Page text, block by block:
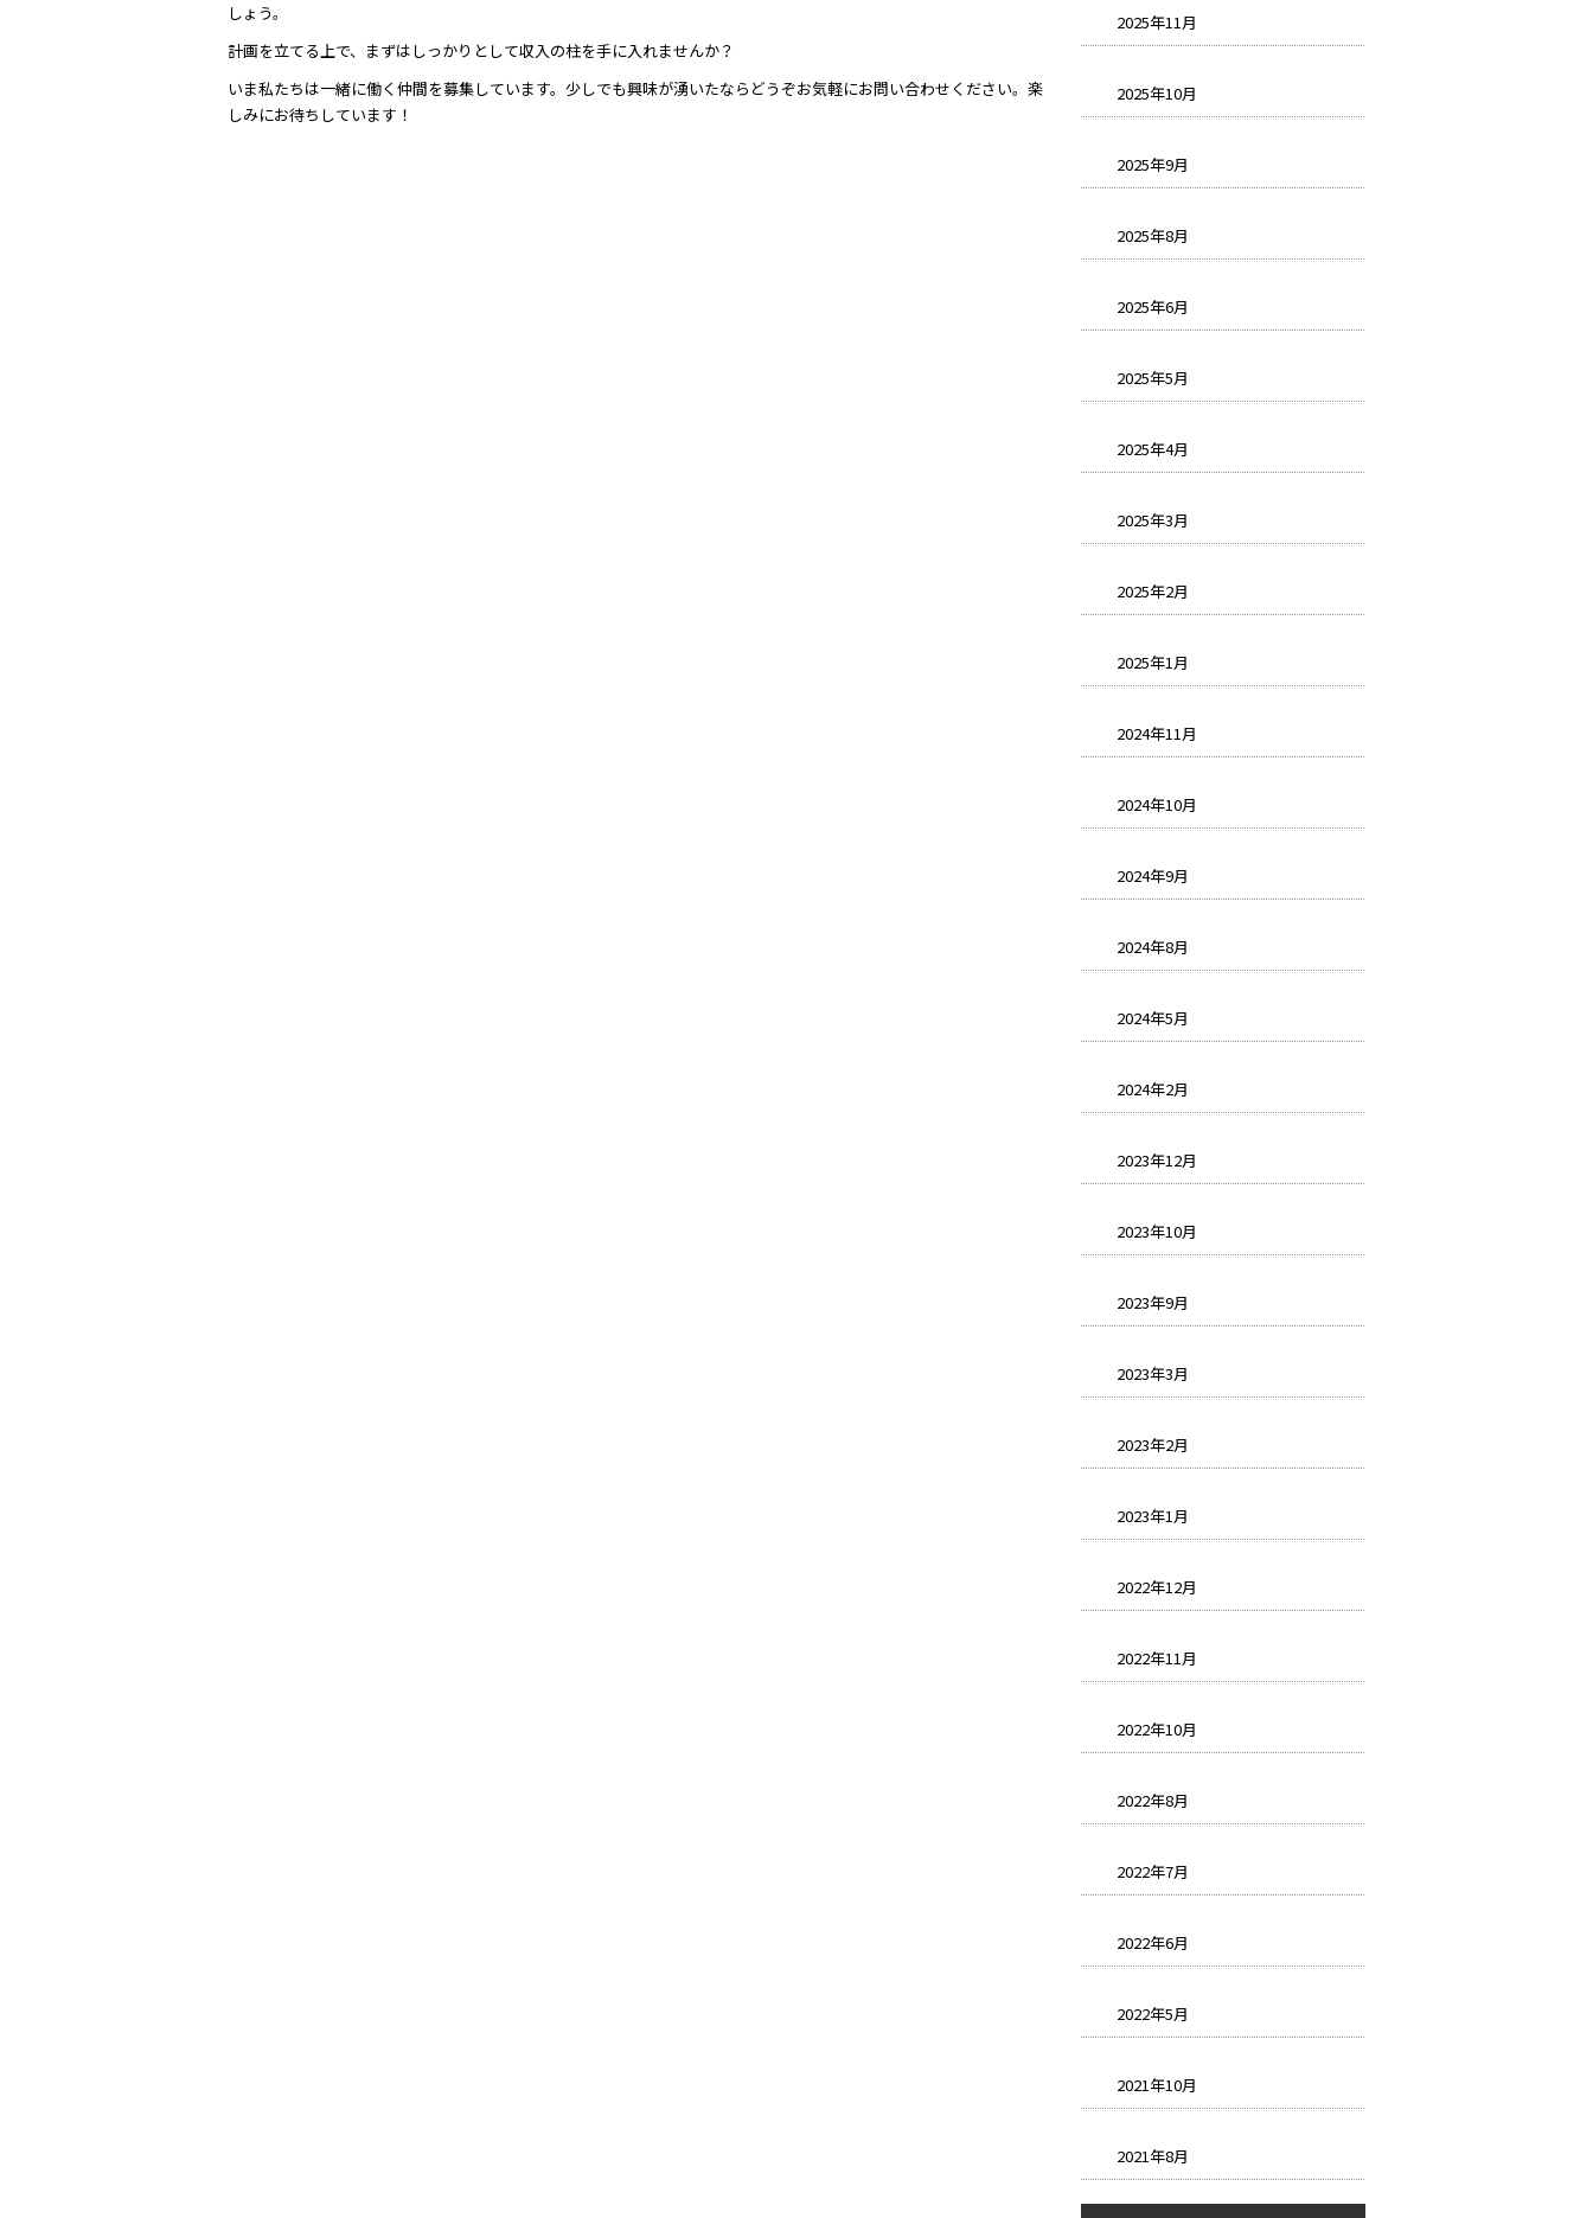
しょう。
計画を立てる上で、まずはしっかりとして収入の柱を手に入れませんか？
いま私たちは一緒に働く仲間を募集しています。少しでも興味が湧いたならどうぞお気軽にお問い合わせください。楽
しみにお待ちしています！
2025年11月
2025年10月
2025年9月
2025年8月
2025年6月
2025年5月
2025年4月
2025年3月
2025年2月
2025年1月
2024年11月
2024年10月
2024年9月
2024年8月
2024年5月
2024年2月
2023年12月
2023年10月
2023年9月
2023年3月
2023年2月
2023年1月
2022年12月
2022年11月
2022年10月
2022年8月
2022年7月
2022年6月
2022年5月
2021年10月
2021年8月